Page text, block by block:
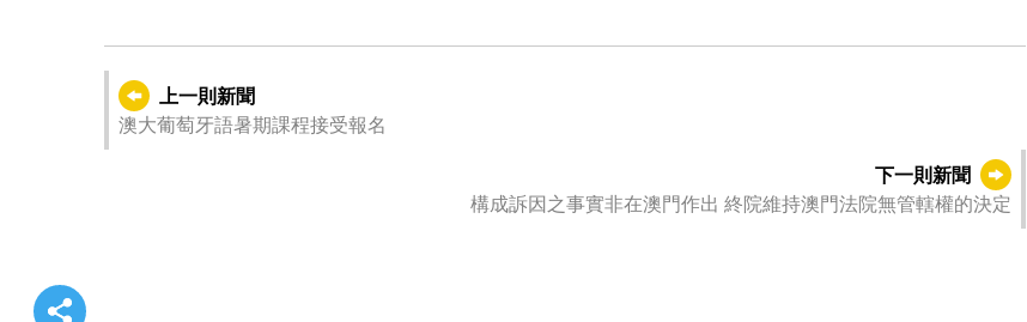
上一則新聞
澳大葡萄牙語暑期課程接受報名
下一則新聞
構成訴因之事實非在澳門作出 終院維持澳門法院無管轄權的決定